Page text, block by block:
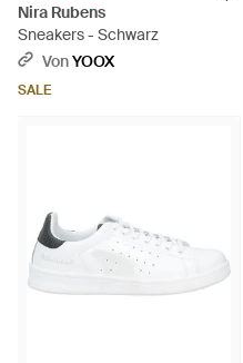
Nira Rubens
Sneakers - Schwarz
VonYOOX
SALE